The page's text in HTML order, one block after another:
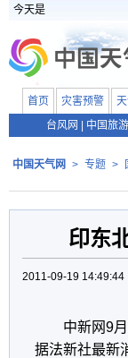
今天是
首页 灾害预警
台风网
中国旅
中国天气网 > 专题 >
印东
2011-09-19 14:49:44
中新网9
据法新社最新